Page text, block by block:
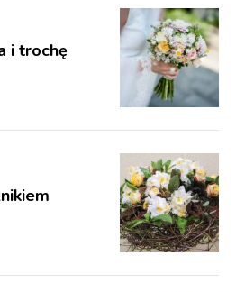
i trochę